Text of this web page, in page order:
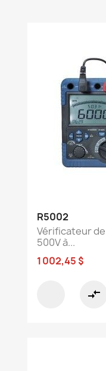
R5002
Vérificateur
500V à...
1 002,45 $
compare_arrows